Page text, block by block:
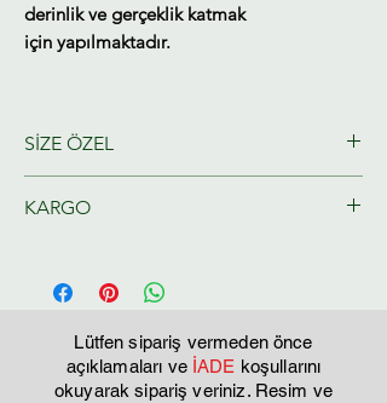
derinlik ve gerçeklik katmak
için yapılmaktadır.
SİZE ÖZEL
olarak hazırlanacaktır.
KARGO
Lütfen sipariş vermeden önce
açıklamaları ve İADE koşullarını
okuyarak sipariş veriniz. Resim ve